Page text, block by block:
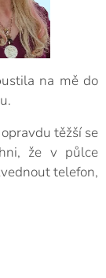
na mě do
těžší se
že v půlce
telefon,